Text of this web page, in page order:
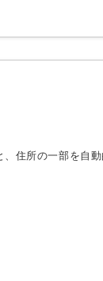
、住所の一部を自動